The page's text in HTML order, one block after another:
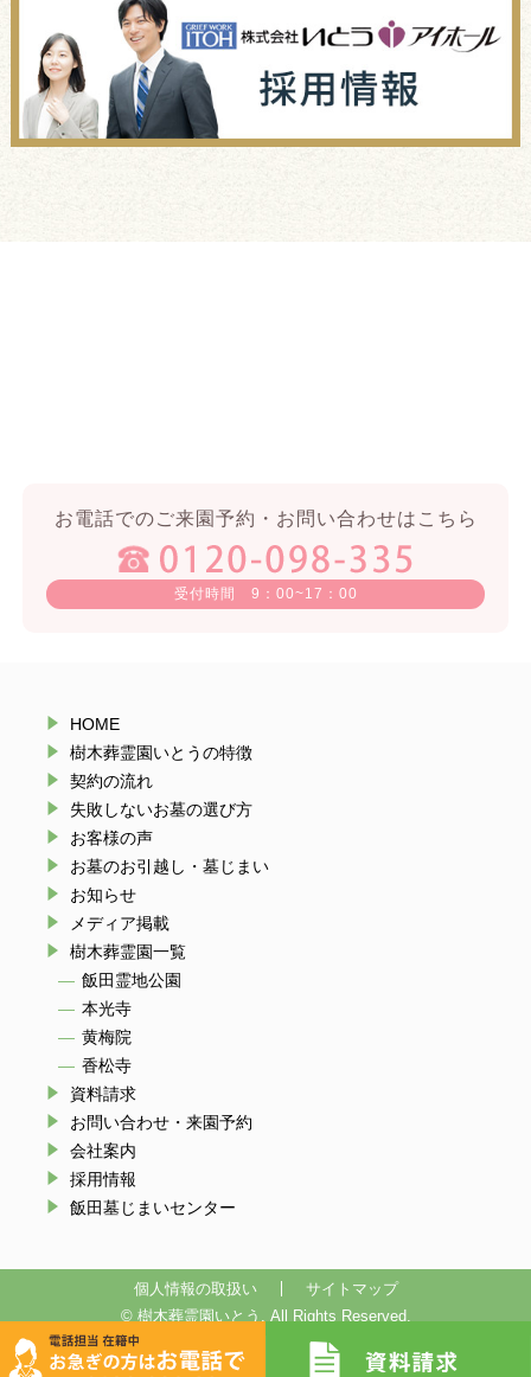
お電話でのご来園予約・お問い合わせはこちら
受付時間 9：00~17：00
HOME
樹木葬霊園いとうの特徴
契約の流れ
失敗しないお墓の選び方
お客様の声
お墓のお引越し・墓じまい
お知らせ
メディア掲載
樹木葬霊園一覧
飯田霊地公園
本光寺
黄梅院
香松寺
資料請求
お問い合わせ・来園予約
会社案内
採用情報
飯田墓じまいセンター
個人情報の取扱い
サイトマップ
© 樹木葬霊園いとう. All Rights Reserved.